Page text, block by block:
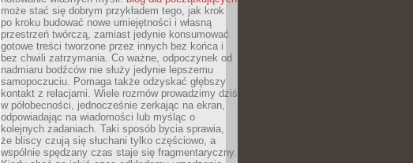
może stać się dobrym przykładem tego, jak krok
po kroku budować nowe umiejętności i własną
przestrzeń twórczą, zamiast jedynie konsumować
gotowe treści tworzone przez innych bez końca i
bez chwili zatrzymania. Co ważne, odpoczynek od
nadmiaru bodźców nie służy jedynie lepszemu
samopoczuciu. Pomaga także odzyskać głębszy
kontakt z relacjami. Wiele rozmów prowadzimy dziś
w półobecności, jednocześnie zerkając na ekran,
odpowiadając na wiadomości lub myśląc o
kolejnych zadaniach. Taki sposób bycia sprawia,
że bliscy czują się słuchani tylko częściowo, a
wspólnie spędzany czas staje się fragmentaryczny.